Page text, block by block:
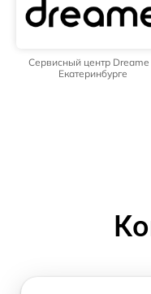
Сервисный центр Dreame
Екатеринбурге